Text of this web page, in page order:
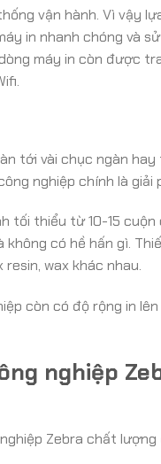
vận hành. Vì
in nhanh chóng và
máy in còn được
tới vài chục ngàn
nghiệp chính là giải
tối thiểu từ 10-15
có hề hấn gì.
wax khác nhau.
còn có độ rộng in
nghiệp
Zebra chất